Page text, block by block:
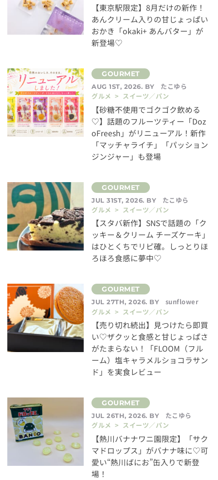
【東京駅限定】8月だけの新作！
あんクリーム入りの甘じょっぱい
おかき「okaki+ あんバター」が
新登場♡
AUG 1ST, 2026. BY
たこゆら
グルメ > スイーツ／パン
【砂糖不使用でゴクゴク飲める
♡】話題のフルーツティー「Doz
oFreesh」がリニューアル！新作
「マッチャライチ」「パッション
ジンジャー」も登場
JUL 31ST, 2026. BY
たこゆら
グルメ > スイーツ／パン
【スタバ新作】SNSで話題の「ク
ッキー＆クリーム チーズケーキ」
はひとくちでリピ確。しっとりほ
ろほろ食感に夢中♡
JUL 27TH, 2026. BY
sunflower
グルメ > スイーツ／パン
【売り切れ続出】見つけたら即買
い♡ザクッと食感と甘じょっぱさ
がたまらない！「FLOOM（フル
ーム）塩キャラメルショコラサン
ド」を実食レビュー
JUL 26TH, 2026. BY
たこゆら
グルメ > スイーツ／パン
【熱川バナナワニ園限定】「サク
マドロップス」がバナナ味に♡可
愛い“熱川ばにお”缶入りで新登
場！